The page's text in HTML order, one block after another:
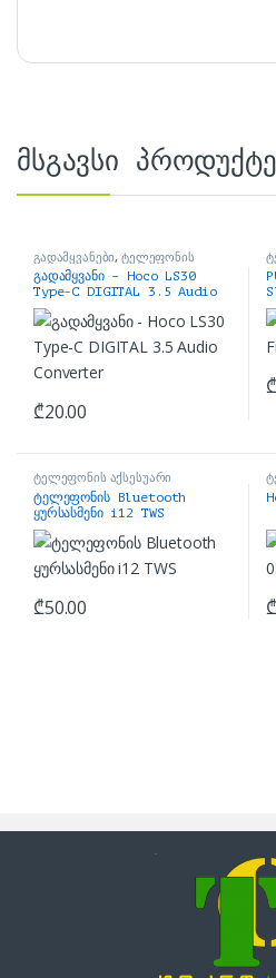
მსგავსი
გადამყვანები,ტელეფონის
აქსესუარი
გადამყვანი – Hoco LS30
Type-C DIGITAL 3.5 Audio
Converter
₾20.00
₾
ტელეფონის აქსესუარი
ტელეფონის Bluetooth
ყურსასმენი i12 TWS
₾50.00 ₾